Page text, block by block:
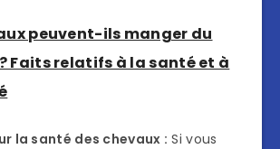
peuvent-ils manger du
Faits relatifs à la santé et à
la santé des chevaux : Si vous